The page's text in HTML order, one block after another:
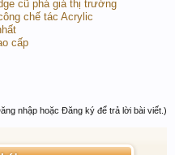
cũ phá giá thị trường
chế tác Acrylic
cấp
nhập hoặc Đăng ký để trả lời bài viết.)